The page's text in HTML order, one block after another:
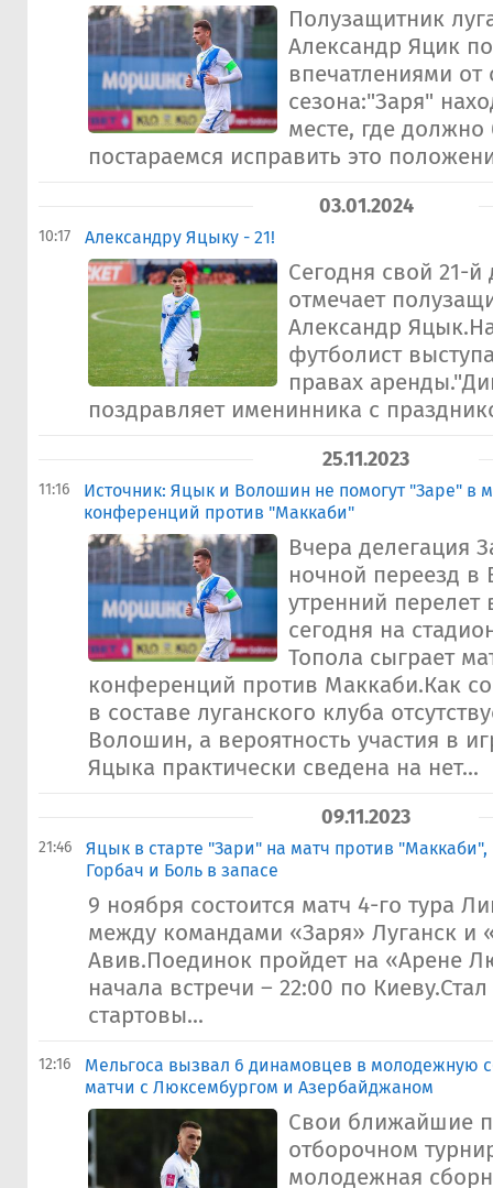
Полузащитник
Александр Яцик
впечатлениями от
сезона:"Заря"
месте, где
постараемся исправить это
03.01.2024
10:17 Александру Яцыку - 21!
Сегодня свой 21-
отмечает
Александр
футболист
правах
поздравляет именинника с
25.11.2023
11:16
Источник: Яцык и Волошин не помогут "Заре" в
конференций против "Маккаби"
Вчера делегация
ночной переезд в
утренний перелет
сегодня на
Топола сыграет
конференций против Маккаби.Как
в составе луганского клуба
Волошин, а вероятность участия в
Яцыка практически сведена на нет...
09.11.2023
21:46
Яцык в старте "Зари" на матч против
Горбач и Боль в запасе
9 ноября состоится матч 4-го тура
между командами «Заря» Луганск и
Авив.Поединок пройдет на «Арене
начала встречи – 22:00 по
стартовы...
12:16
Мельгоса вызвал 6 динамовцев в молодежную
матчи с Люксембургом и Азербайджаном
Свои ближайшие
отборочном
молодежная